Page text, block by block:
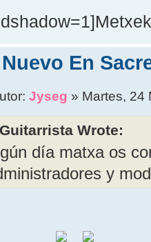
En
Jyseg » Martes, 24
Guitarrista Wrote:
día matxa os
y